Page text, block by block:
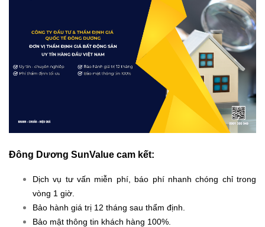
Đông Dương SunValue cam kết:
Dịch vụ tư vấn miễn phí, báo phí nhanh chóng chỉ trong
vòng 1 giờ.
Bảo hành giá trị 12 tháng sau thẩm định.
Bảo mật thông tin khách hàng 100%.